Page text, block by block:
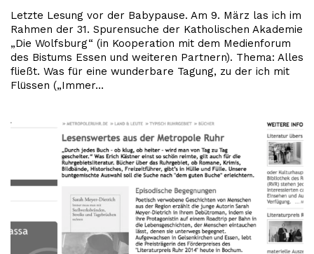
Letzte Lesung vor der Babypause. Am 9. März las ich im
Rahmen der 31. Spurensuche der Katholischen Akademie
„Die Wolfsburg“ (in Kooperation mit dem Medienforum
des Bistums Essen und weiteren Partnern). Thema: Alles
fließt. Was für eine wunderbare Tagung, zu der ich mit
Flüssen („Immer…